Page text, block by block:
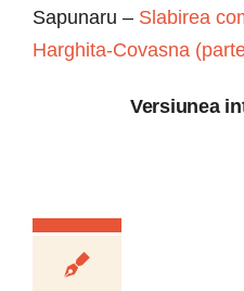
Sapunaru – Slabirea
Harghita-Covasna
Versiunea